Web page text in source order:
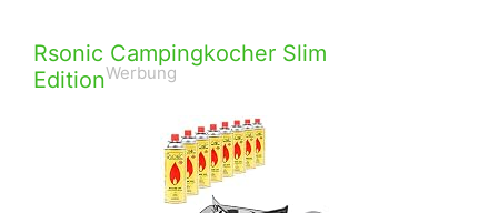
Rsonic Campingkocher Slim
EditionWerbung